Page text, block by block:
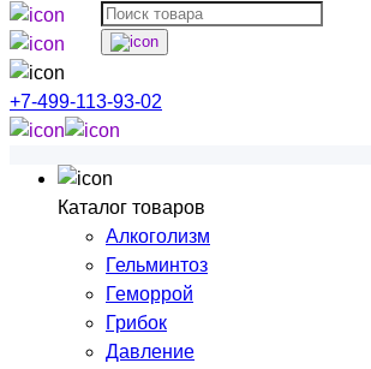
+7-499-113-93-02
Каталог товаров
Алкоголизм
Гельминтоз
Геморрой
Грибок
Давление